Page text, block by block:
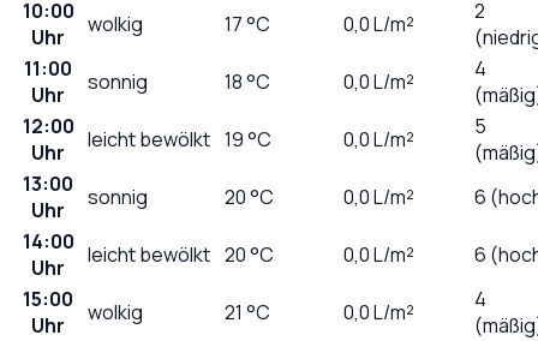
10:00
Uhr
wolkig 17°C 0,0L/m²
2
11:00
Uhr
sonnig 18°C 0,0L/m²
4
12:00
Uhr
leicht bewölkt 19°C 0,0L/m²
5
13:00
Uhr
sonnig 20°C 0,0L/m²
6
14:00
Uhr
leicht bewölkt 20°C 0,0L/m²
6
15:00
Uhr
wolkig 21 °C 0,0L/m²
4